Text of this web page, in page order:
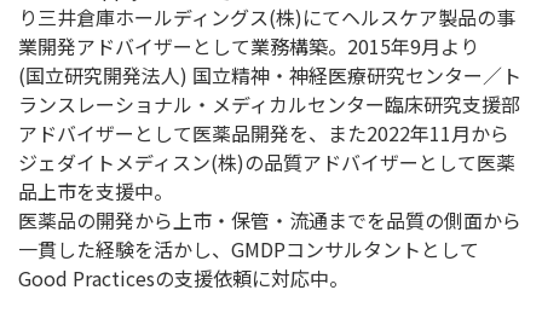
り三井倉庫ホールディングス(株)にてヘルスケア製品の事
業開発アドバイザーとして業務構築。2015年9月より
(国立研究開発法人) 国立精神・神経医療研究センター／ト
ランスレーショナル・メディカルセンター臨床研究支援部
アドバイザーとして医薬品開発を、また2022年11月から
ジェダイトメディスン(株)の品質アドバイザーとして医薬
品上市を支援中。
医薬品の開発から上市・保管・流通までを品質の側面から
一貫した経験を活かし、GMDPコンサルタントとして
Good Practicesの支援依頼に対応中。